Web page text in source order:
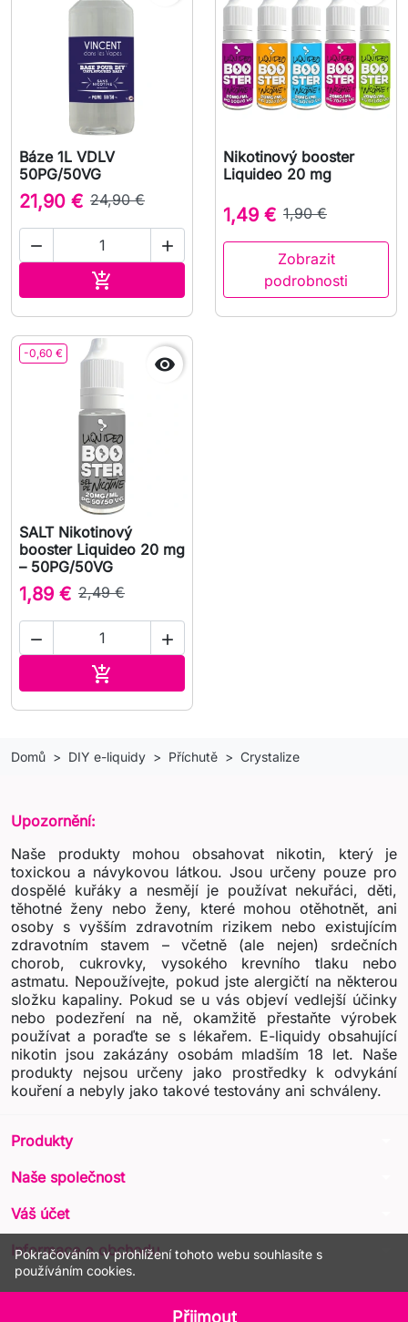
Pokračováním v prohlížení tohoto webu souhlasíte s
používáním cookies.
Přijmout
Báze 1L VDLV
50PG/50VG
21,90 € 24,90 €
 

Nikotinový booster
Liquideo 20 mg
1,49 € 1,90 €
Zobrazit
podrobnosti
-0,60 € 
SALT Nikotinový
booster Liquideo 20 mg
– 50PG/50VG
1,89 € 2,49 €
 

Domů DIY e-liquidy Příchutě Crystalize
Upozornění:
Naše produkty mohou obsahovat nikotin, který je
toxickou a návykovou látkou. Jsou určeny pouze pro
dospělé kuřáky a nesmějí je používat nekuřáci, děti,
těhotné ženy nebo ženy, které mohou otěhotnět, ani
osoby s vyšším zdravotním rizikem nebo existujícím
zdravotním stavem – včetně (ale nejen) srdečních
chorob, cukrovky, vysokého krevního tlaku nebo
astmatu. Nepoužívejte, pokud jste alergičtí na některou
složku kapaliny. Pokud se u vás objeví vedlejší účinky
nebo podezření na ně, okamžitě přestaňte výrobek
používat a poraďte se s lékařem. E-liquidy obsahující
nikotin jsou zakázány osobám mladším 18 let. Naše
produkty nejsou určeny jako prostředky k odvykání
kouření a nebyly jako takové testovány ani schváleny.
Produkty
Naše společnost
Váš účet
Informace o obchodu
© 2026 - LIQUA Online™